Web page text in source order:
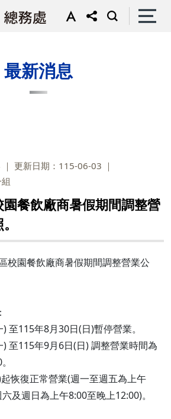
最新消息
更新日期：115-06-03
餐飲廠商暑假期間調整營
園餐飲廠商暑假期間調整營業公
至115年8月30日(日)暫停營業。
至115年9月6日(日) 調整營業時間為
恢復正常營業(週一至週五為上午
及週日為上午8:00至晚上12:00)。